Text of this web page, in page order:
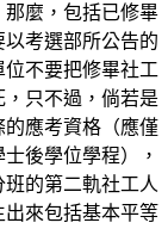
麼，包括已修畢
考選部所公告的
不要把修畢社工
只不過，倘若是
應考資格（應僅
後學位學程），
的第二軌社工人
來包括基本平等